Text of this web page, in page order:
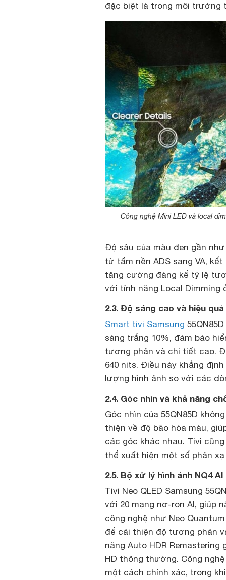
đặc biệt là trong môi trường
Công nghệ Mini LED và local
Độ sâu của màu đen gần
từ tấm nền ADS sang VA,
tăng cường đáng kể tỷ lệ
với tính năng Local Dimming
2.3. Độ sáng cao và hiệu quả
Smart tivi Samsung
sáng trắng 10%, đảm bảo
tương phản và chi tiết cao.
640 nits. Điều này khẳng
lượng hình ảnh so với các
2.4. Góc nhìn và khả năng
Góc nhìn của 55QN85D
thiện về độ bão hòa màu,
các góc khác nhau. Tivi
thể xuất hiện một số phản
2.5. Bộ xử lý hình ảnh NQ4
Tivi Neo QLED Samsung
với 20 mạng nơ-ron AI, giúp
công nghệ như Neo
để cải thiện độ tương phản
năng Auto HDR
HD thông thường. Công
một cách chính xác, trong